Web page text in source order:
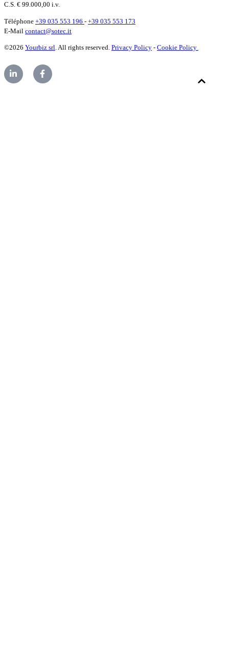
C.S. € 99.000,00 i.v.
Téléphone +39 035 553 196 - +39 035 553 173
E-Mail contact@sotec.it
©2026 Yourbiz srl . All rights reserved. Privacy Policy - Cookie Policy